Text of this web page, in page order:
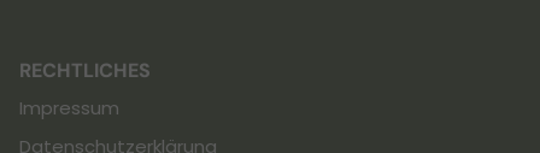
RECHTLICHES
Impressum
Datenschutzerklärung